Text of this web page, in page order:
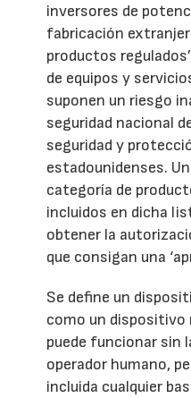
inversores de
fabricación
productos
de equipos y
suponen un riesgo
seguridad nacional
seguridad y
estadounidenses.
categoría de
incluidos en dicha
obtener la
que consigan una
Se define un
como un
puede funcionar sin
operador humano,
incluida cualquier